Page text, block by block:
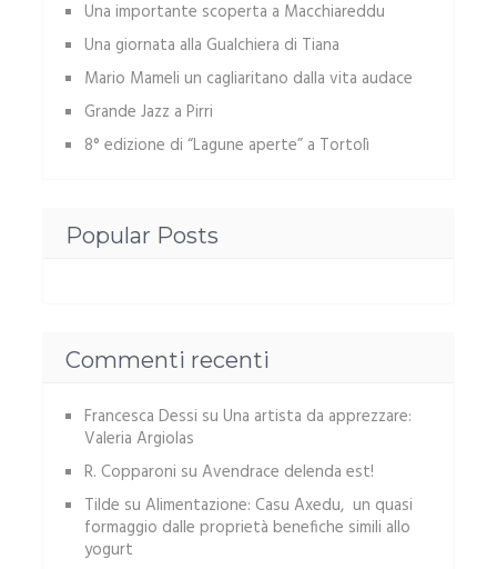
Una importante scoperta a Macchiareddu
Una giornata alla Gualchiera di Tiana
Mario Mameli un cagliaritano dalla vita audace
Grande Jazz a Pirri
8° edizione di “Lagune aperte” a Tortolì
Popular Posts
Commenti recenti
Francesca Dessi su Una artista da apprezzare:
Valeria Argiolas
R. Copparoni su Avendrace delenda est!
Tilde su Alimentazione: Casu Axedu, un quasi
formaggio dalle proprietà benefiche simili allo
yogurt